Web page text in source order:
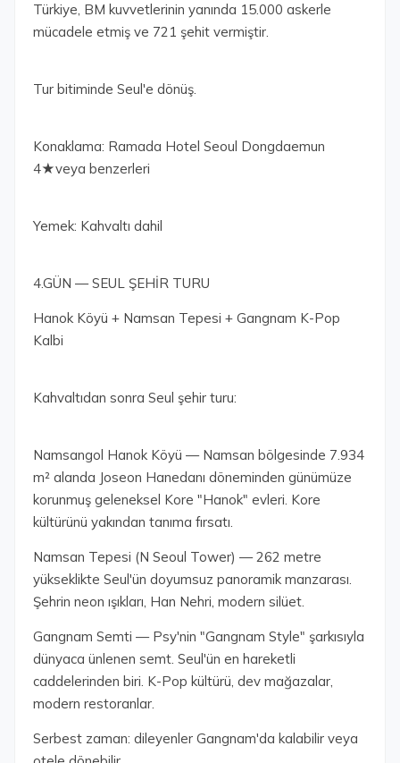
Türkiye, BM kuvvetlerinin yanında 15.000 askerle
mücadele etmiş ve 721 şehit vermiştir.
Tur bitiminde Seul'e dönüş.
Konaklama: Ramada Hotel Seoul Dongdaemun
4★veya benzerleri
Yemek: Kahvaltı dahil
4.GÜN — SEUL ŞEHİR TURU
Hanok Köyü + Namsan Tepesi + Gangnam K-Pop
Kalbi
Kahvaltıdan sonra Seul şehir turu:
Namsangol Hanok Köyü — Namsan bölgesinde 7.934
m² alanda Joseon Hanedanı döneminden günümüze
korunmuş geleneksel Kore "Hanok" evleri. Kore
kültürünü yakından tanıma fırsatı.
Namsan Tepesi (N Seoul Tower) — 262 metre
yükseklikte Seul'ün doyumsuz panoramik manzarası.
Şehrin neon ışıkları, Han Nehri, modern silüet.
Gangnam Semti — Psy'nin "Gangnam Style" şarkısıyla
dünyaca ünlenen semt. Seul'ün en hareketli
caddelerinden biri. K-Pop kültürü, dev mağazalar,
modern restoranlar.
Serbest zaman: dileyenler Gangnam'da kalabilir veya